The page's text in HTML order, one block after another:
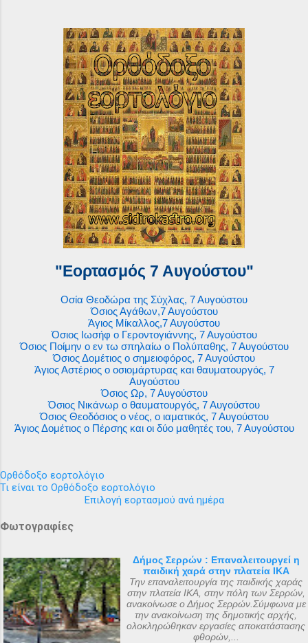
"Εορτασμός 7 Αυγούστου"
Οσία Θεοδώρα της Σύχλας, 7 Αυγούστου
Όσιος Αγάθων,7 Αυγούστου
Άγιος Μίκαλλος,7 Αυγούστου
Όσιος Ιωσήφ ο Γεροντογιάννης, 7 Αυγούστου
Όσιος Ποίμην ο εν τω σπηλαίω ο Πολύπαθης, 7 Αυγούστου
Όσιος Δομέτιος ο σημειοφόρος, 7 Αυγούστου
Άγιος Αστέριος ο οσιομάρτυρας και θαυματουργός, 7
Αυγούστου
Όσιος Ωρ, 7 Αυγούστου
Όσιος Νικάνωρ ο θαυματουργός, 7 Αυγούστου
Όσιος Θεοδόσιος ο νέος, ο ιαματικός, 7 Αυγούστου
Άγιος Δομέτιος ο Πέρσης και οι δύο μαθητές του, 7 Αυγούστου
Ορθόδοξο εορτολόγιο
Τι είναι το Ορθόδοξο εορτολόγιο
Επιλογή εορτασμού ανά ημέρα
Φωτογραφίες
Δήμος Σερρών : Επαναλειτουργεί η
παιδική χαρά στην πλατεία ΙΚΑ
Την επαναλειτουργία της παιδικής χαράς
στην πλατεία ΙΚΑ, στην πόλη των Σερρών,
ανακοίνωσε ο Δήμος Σερρών.Σύμφωνα με
την ανακοίνωση της δημοτικής αρχής,
ολοκληρώθηκαν εργασίες αποκατάστασης
φθορών,...